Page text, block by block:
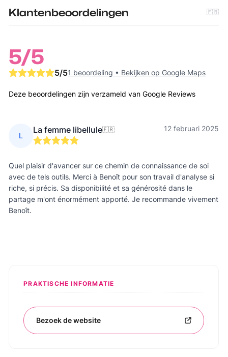
Klantenbeoordelingen 🇫🇷
5/5
5/51 beoordeling • Bekijken op Google Maps
Deze beoordelingen zijn verzameld van Google Reviews
L
La femme libellule🇫🇷 12 februari 2025
Quel plaisir d'avancer sur ce chemin de connaissance de soi
avec de tels outils. Merci à Benoît pour son travail d'analyse si
riche, si précis. Sa disponibilité et sa générosité dans le
partage m'ont énormément apporté. Je recommande vivement
Benoît.
PRAKTISCHE INFORMATIE
Bezoek de website